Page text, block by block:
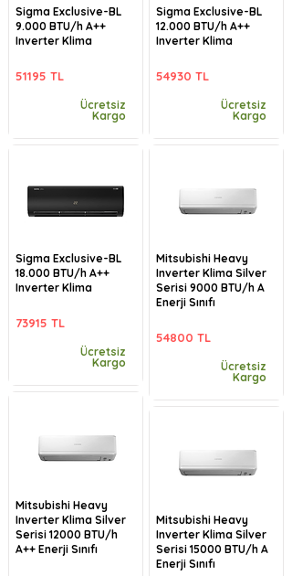
Sigma Exclusive-BL
9.000 BTU/h A++
Inverter Klima
51195 TL
Ücretsiz
Kargo
Sigma Exclusive-BL
18.000 BTU/h A++
Inverter Klima
73915 TL
Ücretsiz
Kargo
Mitsubishi Heavy
Inverter Klima Silver
Serisi 12000 BTU/h
A++ Enerji Sınıfı
Sigma Exclusive-BL
12.000 BTU/h A++
Inverter Klima
54930 TL
Ücretsiz
Kargo
Mitsubishi Heavy
Inverter Klima Silver
Serisi 9000 BTU/h A
Enerji Sınıfı
54800 TL
Ücretsiz
Kargo
Mitsubishi Heavy
Inverter Klima Silver
Serisi 15000 BTU/h A
Enerji Sınıfı